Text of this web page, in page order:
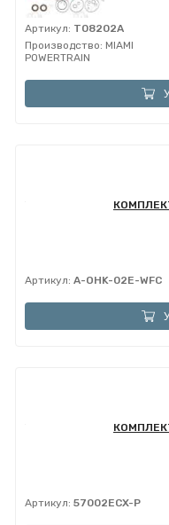
Артикул: T08202A
Производство: MIAMI
POWERTRAIN
Артикул: A-OHK-02E-WFC
Артикул: 57002ECX-P